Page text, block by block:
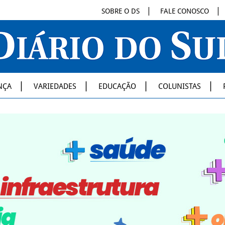
SOBRE O DS FALE CONOSCO
VARIEDADES EDUCAÇÃO COLUNISTAS